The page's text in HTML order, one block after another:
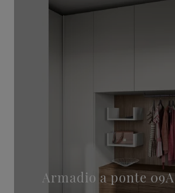
Armadio a ponte 09A